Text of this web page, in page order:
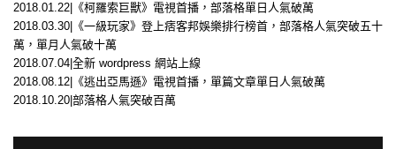
2018.01.22|《柯羅索巨獸》電視首播，部落格單日人氣破萬
2018.03.30|《一級玩家》登上痞客邦娛樂排行榜首，部落格人氣突破五十
萬，單月人氣破十萬
2018.07.04|全新 wordpress 網站上線
2018.08.12|《逃出亞馬遜》電視首播，單篇文章單日人氣破萬
2018.10.20|部落格人氣突破百萬